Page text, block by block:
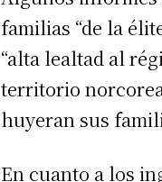
familias “de la
“alta lealtad al
territorio
huyeran sus
En cuanto a los